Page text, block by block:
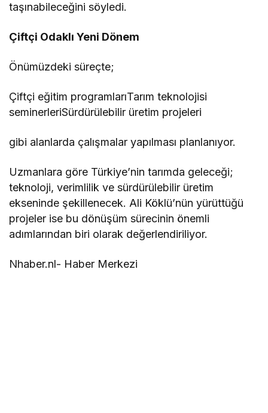
taşınabileceğini söyledi.
Çiftçi Odaklı Yeni Dönem
Önümüzdeki süreçte;
Çiftçi eğitim programlarıTarım teknolojisi
seminerleriSürdürülebilir üretim projeleri
gibi alanlarda çalışmalar yapılması planlanıyor.
Uzmanlara göre Türkiye’nin tarımda geleceği;
teknoloji, verimlilik ve sürdürülebilir üretim
ekseninde şekillenecek. Ali Köklü’nün yürüttüğü
projeler ise bu dönüşüm sürecinin önemli
adımlarından biri olarak değerlendiriliyor.
Nhaber.nl- Haber Merkezi